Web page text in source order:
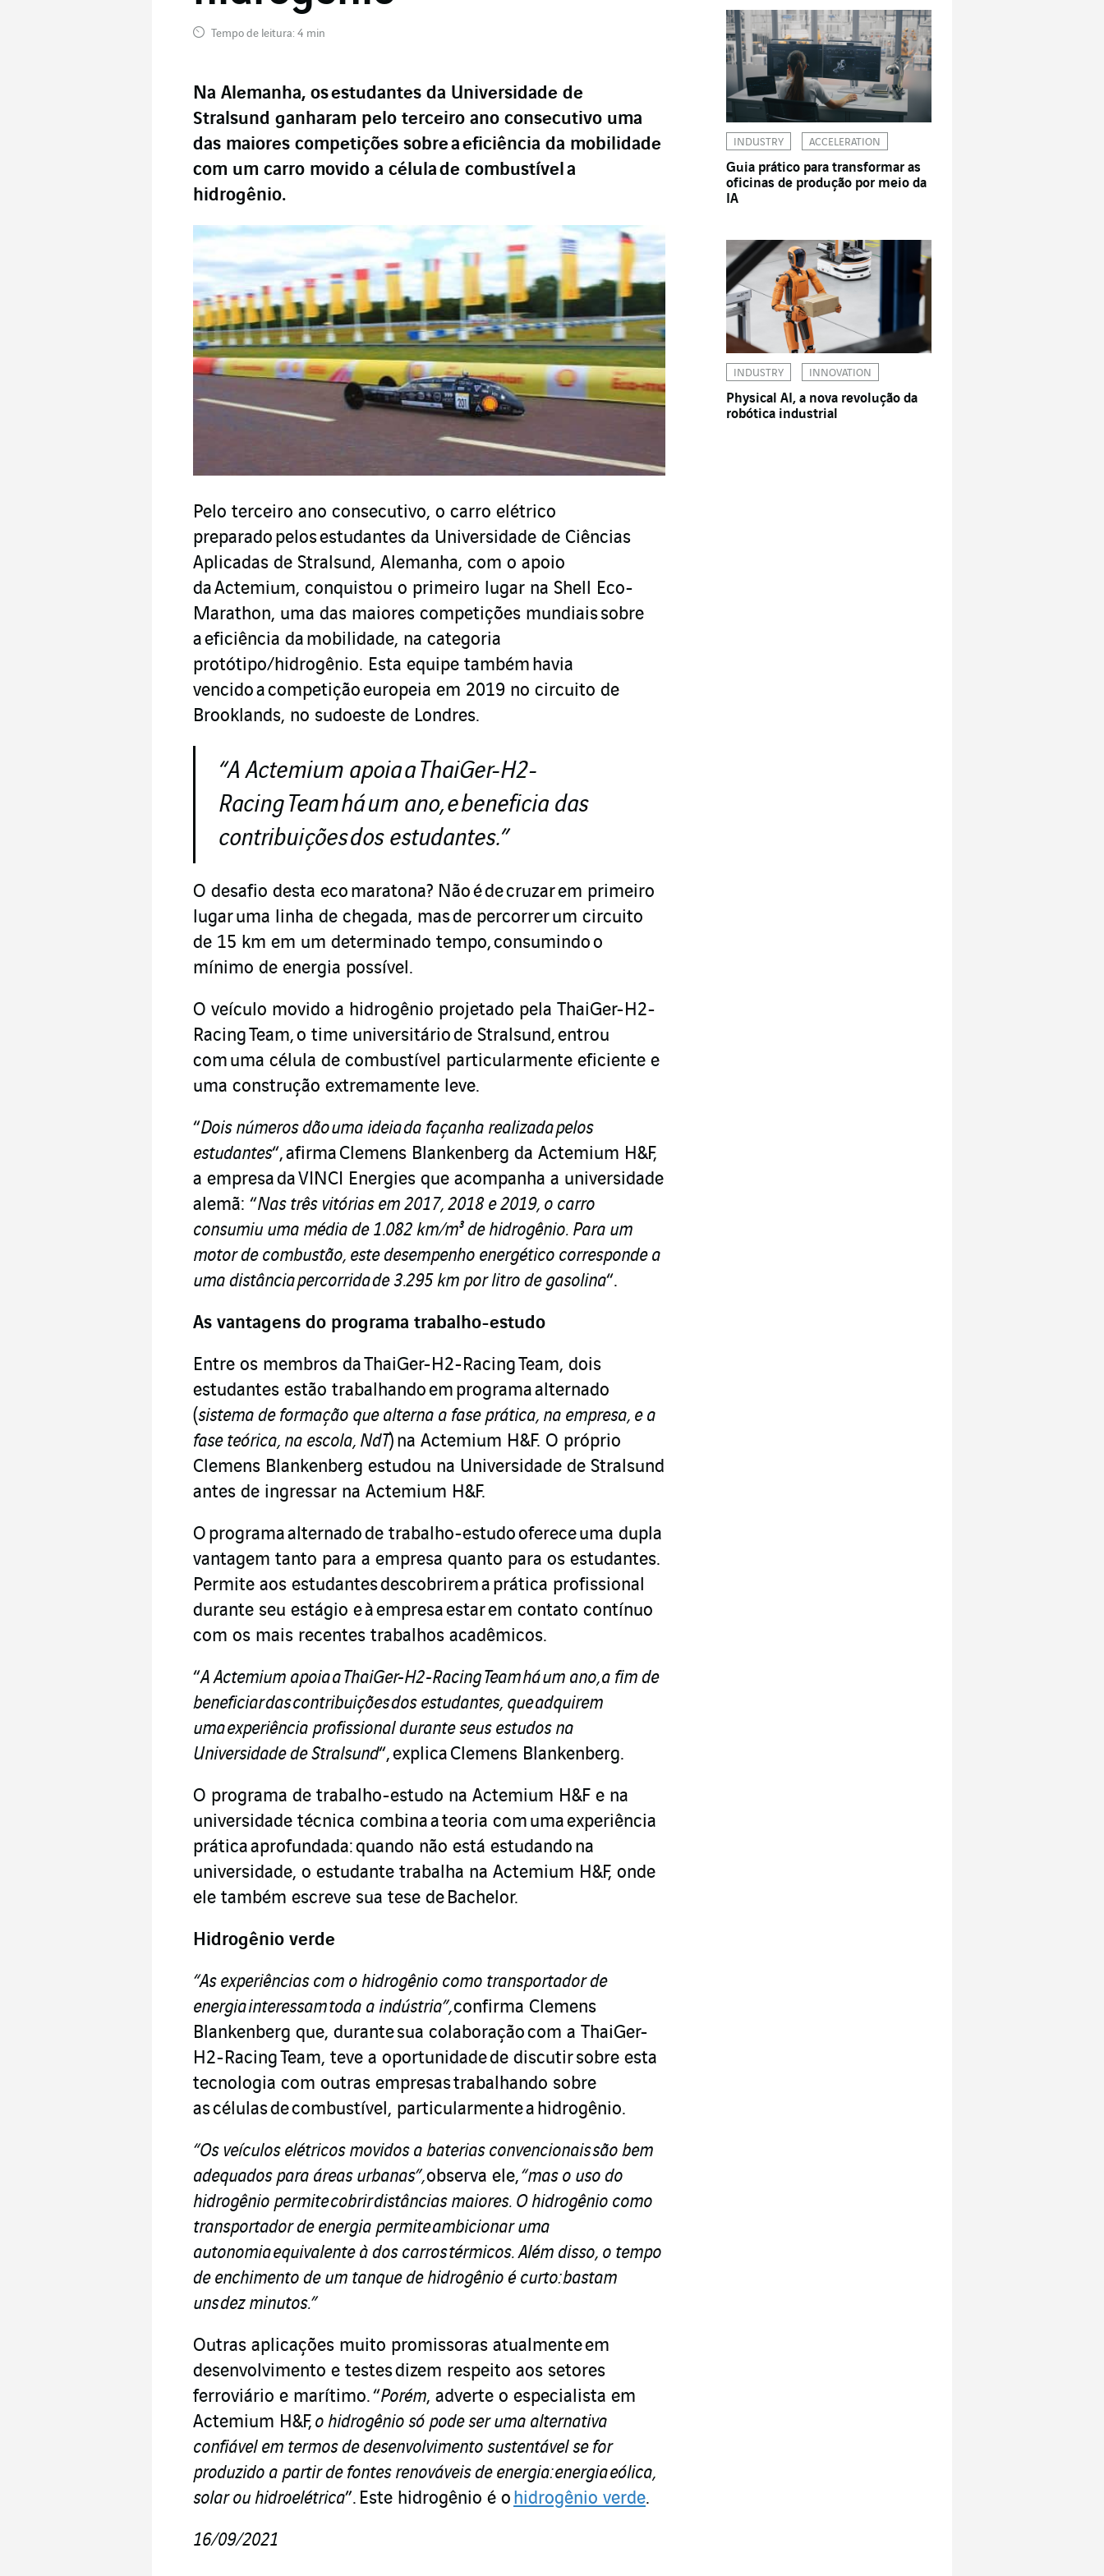
Tempo de leitura: 4 min
Na Alemanha, osestudantes da Universidade de
Stralsund ganharam pelo terceiro ano consecutivo uma
das maiores competições sobreaeficiência da mobilidade
com um carro movido a célulade combustívela
hidrogênio.
Pelo terceiro ano consecutivo, o carro elétrico
preparado pelos estudantes da Universidade de Ciências
Aplicadas de Stralsund, Alemanha, com o apoio
da Actemium, conquistou o primeiro lugar na Shell Eco-
Marathon, uma das maiores competições mundiais sobre
a eficiência da mobilidade, na categoria
protótipo/hidrogênio. Esta equipe também havia
vencido a competição europeia em 2019 no circuito de
Brooklands, no sudoeste de Londres.
“A Actemium apoiaaThaiGer-H2-
RacingTeamháum ano,ebeneficia das
contribuiçõesdos estudantes.”
O desafio desta eco maratona? Não é de cruzar em primeiro
lugar uma linha de chegada, mas de percorrer um circuito
de 15 km em um determinado tempo, consumindo o
mínimo de energia possível.
O veículo movido a hidrogênio projetado pela ThaiGer-H2-
Racing Team, o time universitário de Stralsund, entrou
com uma célula de combustível particularmente eficiente e
uma construção extremamente leve.
“Dois números dão uma ideia da façanha realizada pelos
estudantes“, afirma Clemens Blankenberg da Actemium H&F,
a empresa da VINCI Energies que acompanha a universidade
alemã: “Nas três vitórias em 2017, 2018 e 2019, o carro
consumiu uma média de 1.082 km/m³ de hidrogênio. Para um
motor de combustão, este desempenho energético corresponde a
uma distância percorrida de 3.295 km por litro de gasolina“.
As vantagens do programa trabalho-estudo
Entre os membros da ThaiGer-H2-Racing Team, dois
estudantes estão trabalhando em programa alternado
(sistema de formação que alterna a fase prática, na empresa, e a
fase teórica, na escola, NdT) na Actemium H&F. O próprio
Clemens Blankenberg estudou na Universidade de Stralsund
antes de ingressar na Actemium H&F.
O programa alternado de trabalho-estudo oferece uma dupla
vantagem tanto para a empresa quanto para os estudantes.
Permite aos estudantes descobrirem a prática profissional
durante seu estágio e à empresa estar em contato contínuo
com os mais recentes trabalhos acadêmicos.
“A Actemium apoia a ThaiGer-H2-Racing Team há um ano, a fim de
beneficiar das contribuições dos estudantes, que adquirem
uma experiência profissional durante seus estudos na
Universidade de Stralsund“, explica Clemens Blankenberg.
O programa de trabalho-estudo na Actemium H&F e na
universidade técnica combina a teoria com uma experiência
prática aprofundada: quando não está estudando na
universidade, o estudante trabalha na Actemium H&F, onde
ele também escreve sua tese de Bachelor.
Hidrogênio verde
“As experiências com o hidrogênio como transportador de
energia interessam toda a indústria”,confirma Clemens
Blankenberg que, durante sua colaboração com a ThaiGer-
H2-Racing Team, teve a oportunidade de discutir sobre esta
tecnologia com outras empresas trabalhando sobre
as células de combustível, particularmente a hidrogênio.
“Os veículos elétricos movidos a baterias convencionais são bem
adequados para áreas urbanas”,observa ele,“mas o uso do
hidrogênio permite cobrir distâncias maiores. O hidrogênio como
transportador de energia permite ambicionar uma
autonomia equivalente à dos carros térmicos. Além disso, o tempo
de enchimento de um tanque de hidrogênio é curto: bastam
uns dez minutos.”
Outras aplicações muito promissoras atualmente em
desenvolvimento e testes dizem respeito aos setores
ferroviário e marítimo. “Porém, adverte o especialista em
Actemium H&F, o hidrogênio só pode ser uma alternativa
confiável em termos de desenvolvimento sustentável se for
produzido a partir de fontes renováveis de energia: energia eólica,
solar ou hidroelétrica”. Este hidrogênio é o hidrogênio verde.
16/09/2021
INDUSTRY ACCELERATION
Guia prático para transformar as
oficinas de produção por meio da
IA
INDUSTRY INNOVATION
Physical AI, a nova revolução da
robótica industrial